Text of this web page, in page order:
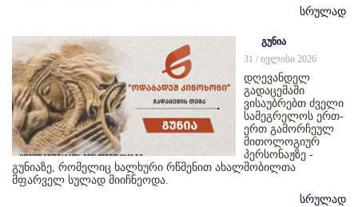
სრულად
გუნია
31 / ივლისი 2026
დღევანდელ
გადაცემაში
ვისაუბრებთ ძველი
სამეგრელოს ერთ-
ერთ გამორჩეულ
მითოლოგიურ
პერსონაჟზე -
გუნიაზე, რომელიც ხალხური რწმენით ახალშობილთა
მფარველ სულად მიიჩნეოდა.
სრულად